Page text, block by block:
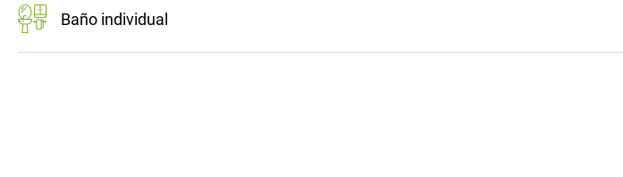
Baño individual